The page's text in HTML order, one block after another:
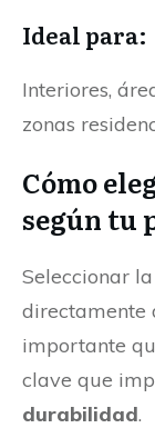
Ideal para:
Interiores,
zonas
Cómo
según tu
Seleccionar la
directamente
importante
clave que
durabilidad.